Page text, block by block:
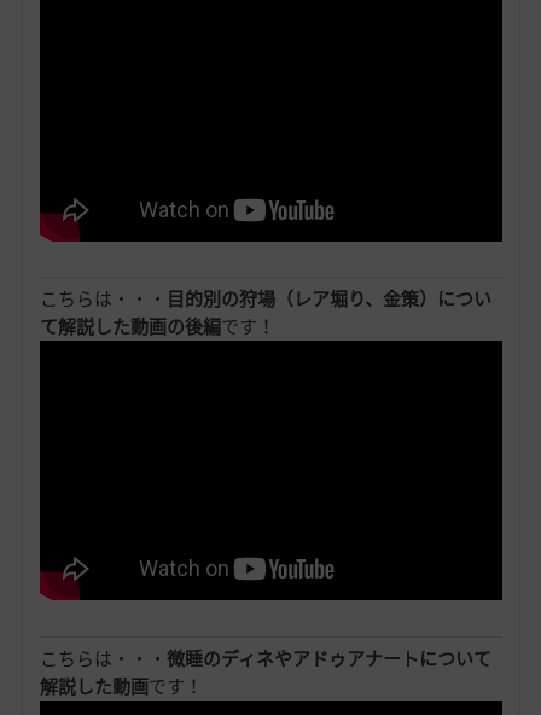
こちらは・・・ 目的別の狩場（レア堀り、金策）につい
て解説した動画の後編です！
こちらは・・・ 微睡のディネやアドゥアナートについて
解説した動画です！